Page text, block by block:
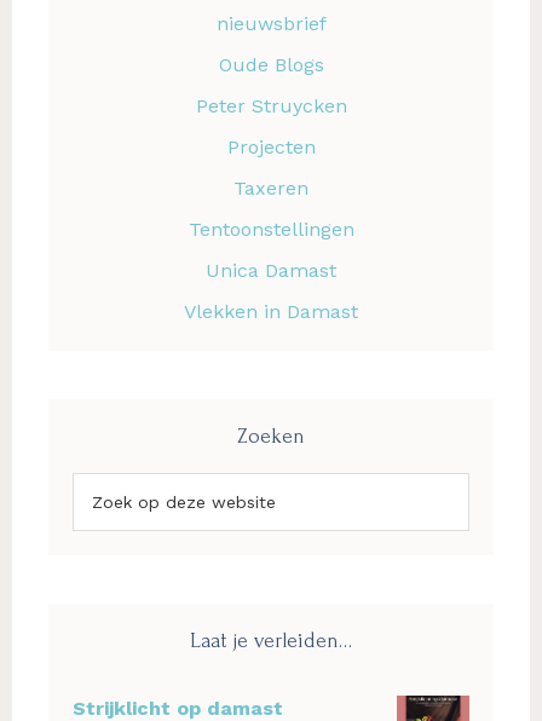
nieuwsbrief
Oude Blogs
Peter Struycken
Projecten
Taxeren
Tentoonstellingen
Unica Damast
Vlekken in Damast
Zoeken
op
Laat je verleiden…
Strijklicht op damast